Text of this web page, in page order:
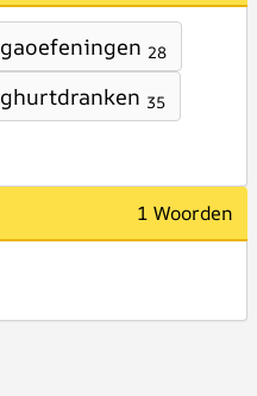
gaoefeningen 28
ghurtdranken 35
1 Woorden